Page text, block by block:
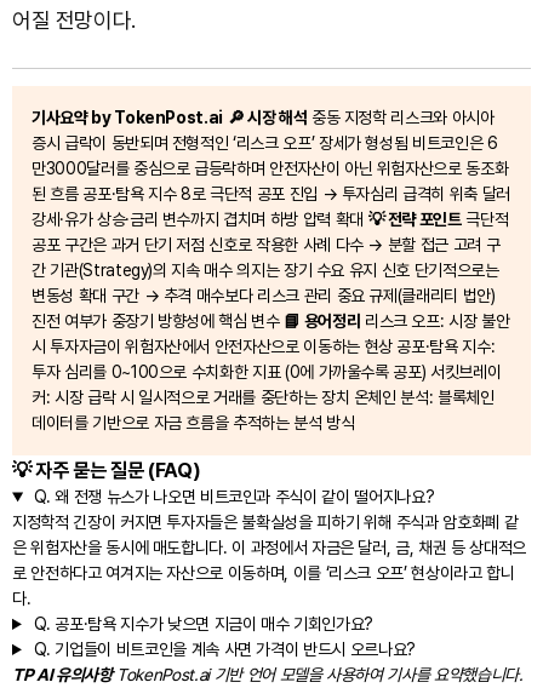
어질 전망이다.
기사요약 by TokenPost.ai 🔎 시장 해석 중동 지정학 리스크와 아시아
증시 급락이 동반되며 전형적인 ‘리스크 오프’ 장세가 형성됨 비트코인은 6
만3000달러를 중심으로 급등락하며 안전자산이 아닌 위험자산으로 동조화
된 흐름 공포·탐욕 지수 8로 극단적 공포 진입 → 투자심리 급격히 위축 달러
강세·유가 상승·금리 변수까지 겹치며 하방 압력 확대 💡 전략 포인트극단적
공포 구간은 과거 단기 저점 신호로 작용한 사례 다수 → 분할 접근 고려 구
간 기관(Strategy)의 지속 매수 의지는 장기 수요 유지 신호 단기적으로는
변동성 확대 구간 → 추격 매수보다 리스크 관리 중요 규제(클래리티 법안)
진전 여부가 중장기 방향성에 핵심 변수 📘 용어정리 리스크 오프: 시장 불안
시 투자자금이 위험자산에서 안전자산으로 이동하는 현상 공포·탐욕 지수:
투자 심리를 0~100으로 수치화한 지표 (0에 가까울수록 공포) 서킷브레이
커: 시장 급락 시 일시적으로 거래를 중단하는 장치 온체인 분석: 블록체인
데이터를 기반으로 자금 흐름을 추적하는 분석 방식
💡 자주 묻는 질문 (FAQ)
Q. 왜 전쟁 뉴스가 나오면 비트코인과 주식이 같이 떨어지나요?
지정학적 긴장이 커지면 투자자들은 불확실성을 피하기 위해 주식과 암호화폐 같
은 위험자산을 동시에 매도합니다. 이 과정에서 자금은 달러, 금, 채권 등 상대적으
로 안전하다고 여겨지는 자산으로 이동하며, 이를 ‘리스크 오프’ 현상이라고 합니
다.
Q. 공포·탐욕 지수가 낮으면 지금이 매수 기회인가요?
Q. 기업들이 비트코인을 계속 사면 가격이 반드시 오르나요?
TP AI 유의사항TokenPost.ai 기반 언어 모델을 사용하여 기사를 요약했습니다.